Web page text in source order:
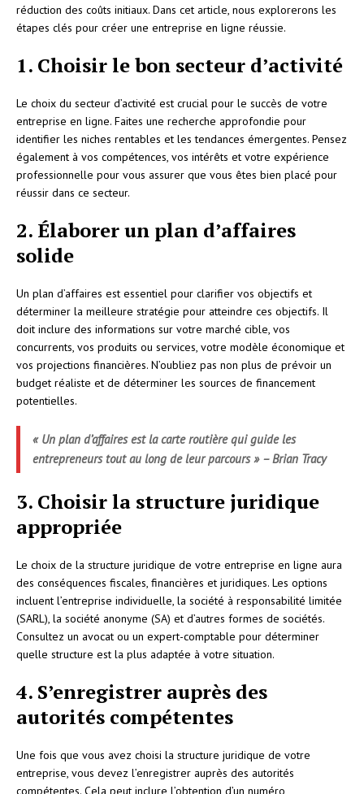
réduction des coûts initiaux. Dans cet article, nous explorerons les
étapes clés pour créer une entreprise en ligne réussie.
1. Choisir le bon secteur d’activité
Le choix du secteur d’activité est crucial pour le succès de votre
entreprise en ligne. Faites une recherche approfondie pour
identifier les niches rentables et les tendances émergentes. Pensez
également à vos compétences, vos intérêts et votre expérience
professionnelle pour vous assurer que vous êtes bien placé pour
réussir dans ce secteur.
2. Élaborer un plan d’affaires
solide
Un plan d’affaires est essentiel pour clarifier vos objectifs et
déterminer la meilleure stratégie pour atteindre ces objectifs. Il
doit inclure des informations sur votre marché cible, vos
concurrents, vos produits ou services, votre modèle économique et
vos projections financières. N’oubliez pas non plus de prévoir un
budget réaliste et de déterminer les sources de financement
potentielles.
« Un plan d’affaires est la carte routière qui guide les
entrepreneurs tout au long de leur parcours » – Brian Tracy
3. Choisir la structure juridique
appropriée
Le choix de la structure juridique de votre entreprise en ligne aura
des conséquences fiscales, financières et juridiques. Les options
incluent l’entreprise individuelle, la société à responsabilité limitée
(SARL), la société anonyme (SA) et d’autres formes de sociétés.
Consultez un avocat ou un expert-comptable pour déterminer
quelle structure est la plus adaptée à votre situation.
4. S’enregistrer auprès des
autorités compétentes
Une fois que vous avez choisi la structure juridique de votre
entreprise, vous devez l’enregistrer auprès des autorités
compétentes. Cela peut inclure l’obtention d’un numéro